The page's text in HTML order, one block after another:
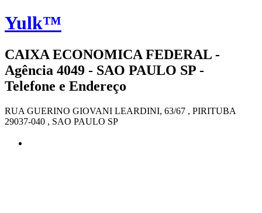
Yulk™
CAIXA ECONOMICA FEDERAL -
Agência 4049 - SAO PAULO SP -
Telefone e Endereço
RUA GUERINO GIOVANI LEARDINI, 63/67 , PIRITUBA
29037-040 , SAO PAULO SP